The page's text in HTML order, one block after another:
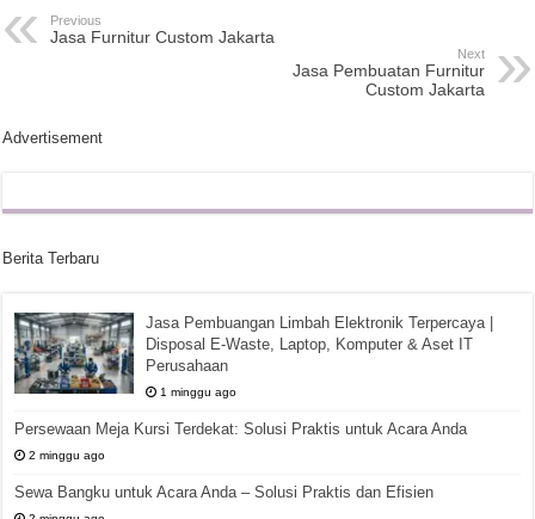
Previous
Jasa Furnitur Custom Jakarta
Next
Jasa Pembuatan Furnitur
Custom Jakarta
Advertisement
Berita Terbaru
Jasa Pembuangan Limbah Elektronik Terpercaya |
Disposal E-Waste, Laptop, Komputer & Aset IT
Perusahaan
1 minggu ago
Persewaan Meja Kursi Terdekat: Solusi Praktis untuk Acara Anda
2 minggu ago
Sewa Bangku untuk Acara Anda – Solusi Praktis dan Efisien